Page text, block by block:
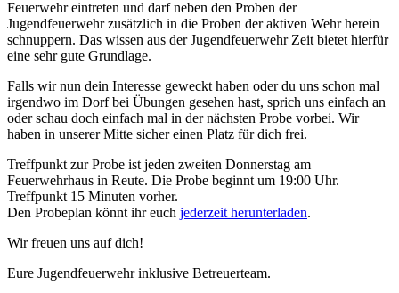
Feuerwehr eintreten und darf neben den Proben der
Jugendfeuerwehr zusätzlich in die Proben der aktiven Wehr herein
schnuppern. Das wissen aus der Jugendfeuerwehr Zeit bietet hierfür
eine sehr gute Grundlage.
Falls wir nun dein Interesse geweckt haben oder du uns schon mal
irgendwo im Dorf bei Übungen gesehen hast, sprich uns einfach an
oder schau doch einfach mal in der nächsten Probe vorbei. Wir
haben in unserer Mitte sicher einen Platz für dich frei.
Treffpunkt zur Probe ist jeden zweiten Donnerstag am
Feuerwehrhaus in Reute. Die Probe beginnt um 19:00 Uhr.
Treffpunkt 15 Minuten vorher.
Den Probeplan könnt ihr euch jederzeit herunterladen.
Wir freuen uns auf dich!
Eure Jugendfeuerwehr inklusive Betreuerteam.